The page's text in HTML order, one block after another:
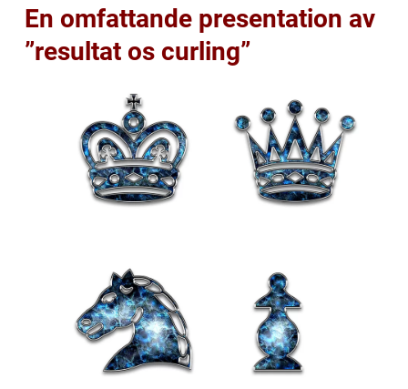
En omfattande presentation av
”resultat os curling”